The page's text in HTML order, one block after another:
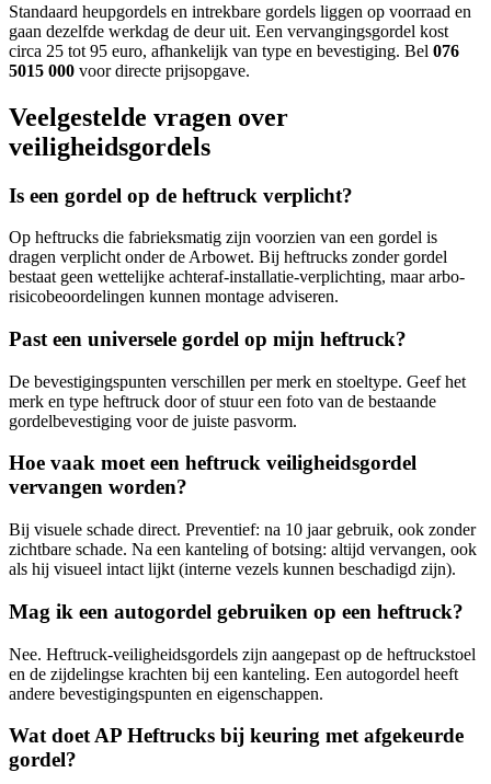
Standaard heupgordels en intrekbare gordels liggen op voorraad en
gaan dezelfde werkdag de deur uit. Een vervangingsgordel kost
circa 25 tot 95 euro, afhankelijk van type en bevestiging. Bel 076
5015 000 voor directe prijsopgave.
Veelgestelde vragen over
veiligheidsgordels
Is een gordel op de heftruck verplicht?
Op heftrucks die fabrieksmatig zijn voorzien van een gordel is
dragen verplicht onder de Arbowet. Bij heftrucks zonder gordel
bestaat geen wettelijke achteraf-installatie-verplichting, maar arbo-
risicobeoordelingen kunnen montage adviseren.
Past een universele gordel op mijn heftruck?
De bevestigingspunten verschillen per merk en stoeltype. Geef het
merk en type heftruck door of stuur een foto van de bestaande
gordelbevestiging voor de juiste pasvorm.
Hoe vaak moet een heftruck veiligheidsgordel
vervangen worden?
Bij visuele schade direct. Preventief: na 10 jaar gebruik, ook zonder
zichtbare schade. Na een kanteling of botsing: altijd vervangen, ook
als hij visueel intact lijkt (interne vezels kunnen beschadigd zijn).
Mag ik een autogordel gebruiken op een heftruck?
Nee. Heftruck-veiligheidsgordels zijn aangepast op de heftruckstoel
en de zijdelingse krachten bij een kanteling. Een autogordel heeft
andere bevestigingspunten en eigenschappen.
Wat doet AP Heftrucks bij keuring met afgekeurde
gordel?